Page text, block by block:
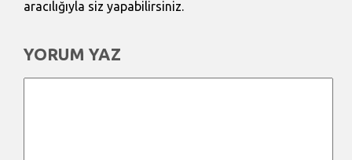
aracılığıyla siz yapabilirsiniz.
YORUM YAZ